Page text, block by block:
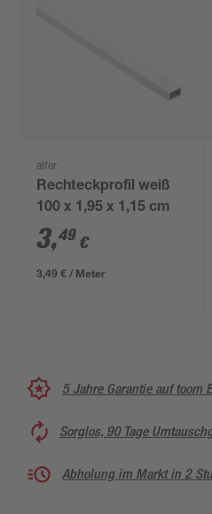
alfer
Rechteckprofil weiß
100 x 1,95 x 1,15 cm
3,49 €
3,49 € / Meter
5 Jahre Garantie auf toom
Sorglos, 90 Tage
Abholung im Markt in 2